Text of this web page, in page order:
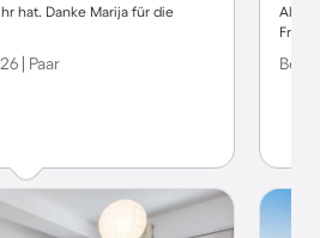
hat. Danke Marija für die
| Paar
Alles